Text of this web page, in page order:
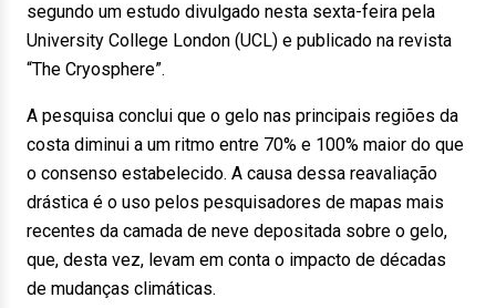
segundo um estudo divulgado nesta sexta-feira pela
University College London (UCL) e publicado na revista
“The Cryosphere”.
A pesquisa conclui que o gelo nas principais regiões da
costa diminui a um ritmo entre 70% e 100% maior do que
o consenso estabelecido. A causa dessa reavaliação
drástica é o uso pelos pesquisadores de mapas mais
recentes da camada de neve depositada sobre o gelo,
que, desta vez, levam em conta o impacto de décadas
de mudanças climáticas.